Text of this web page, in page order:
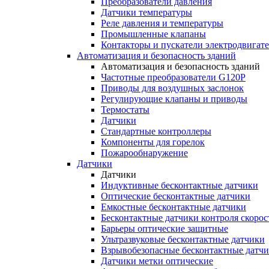
Датчики температуры
Реле давления и температуры
Промышленные клапаны
Контакторы и пускатели
Автоматизация и безопасность зданий
Автоматизация и безопасность зданий
Частотные преобразователи G120P
Приводы для воздушных заслонок
Регулирующие клапаны и приводы
Термостаты
Датчики
Стандартные контроллеры
Компоненты для горелок
Пожарообнаружение
Датчики
Датчики
Индуктивные бесконтактные датчики
Оптические бесконтактные датчики
Емкостные бесконтактные датчики
Бесконтактные датчики контроля
Барьеры оптические защитные
Ультразвуковые бесконтактные датчики
Взрывобезопасные бесконтактные
Датчики метки оптические